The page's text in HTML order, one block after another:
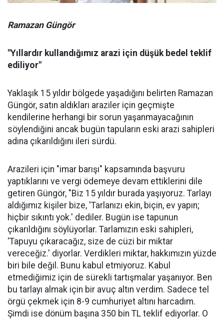
Ramazan Güngör
"Yıllardır kullandığımız arazi için düşük bedel teklif
ediliyor"
Yaklaşık 15 yıldır bölgede yaşadığını belirten Ramazan
Güngör, satın aldıkları araziler için geçmişte
kendilerine herhangi bir sorun yaşanmayacağının
söylendiğini ancak bugün tapuların eski arazi sahipleri
adına çıkarıldığını ileri sürdü.
Arazileri için "imar barışı" kapsamında başvuru
yaptıklarını ve vergi ödemeye devam ettiklerini dile
getiren Güngör, "Biz 15 yıldır burada yaşıyoruz. Tarlayı
aldığımız kişiler bize, 'Tarlanızı ekin, biçin, ev yapın;
hiçbir sıkıntı yok.' dediler. Bugün ise tapunun
çıkarıldığını söylüyorlar. Tarlamızın eski sahipleri,
'Tapuyu çıkaracağız, size de cüzi bir miktar
vereceğiz.' diyorlar. Verdikleri miktar, hakkımızın yüzde
biri bile değil. Bunu kabul etmiyoruz. Kabul
etmediğimiz için de sürekli tartışmalar yaşanıyor. Ben
bu tarlayı almak için bir avuç altın verdim. Sadece tel
örgü çekmek için 8-9 cumhuriyet altını harcadım.
Şimdi ise dönüm başına 350 bin TL teklif ediyorlar. O